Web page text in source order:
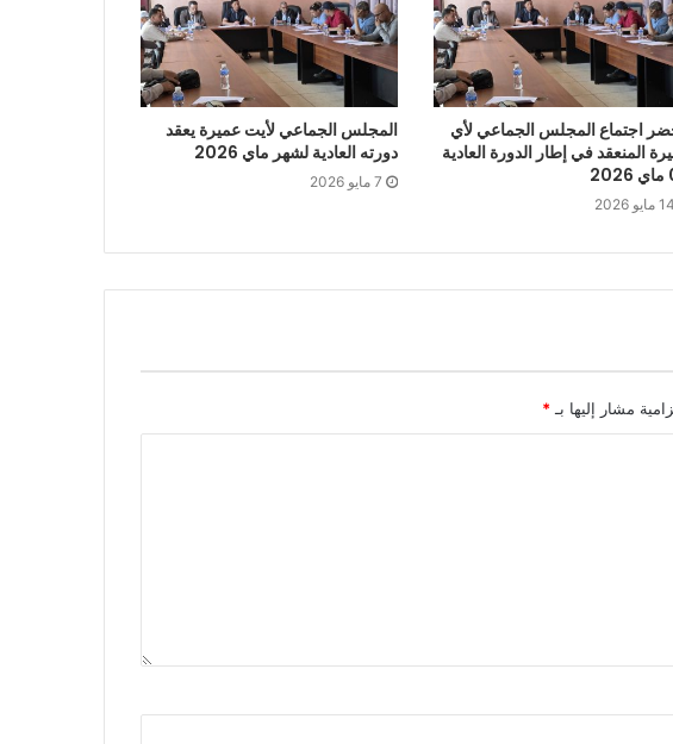
اجتماع المجلس الجماعي لأي
المنعقد في إطار الدورة العادية
14 مايو 2026
المجلس الجماعي لأيت عميرة يعقد
دورته العادية لشهر ماي 2026
7 مايو 2026
مشار إليها بـ*